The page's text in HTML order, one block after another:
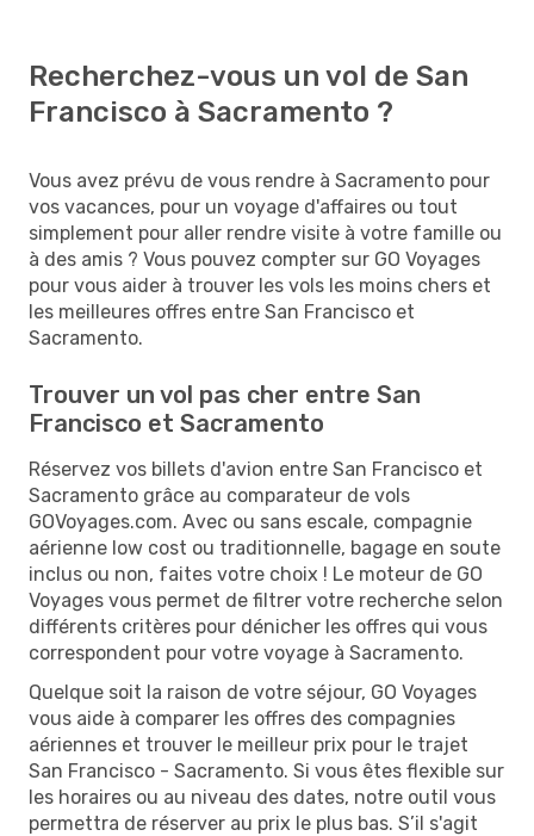
Recherchez-vous un vol de San
Francisco à Sacramento ?
Vous avez prévu de vous rendre à Sacramento pour
vos vacances, pour un voyage d'affaires ou tout
simplement pour aller rendre visite à votre famille ou
à des amis ? Vous pouvez compter sur GO Voyages
pour vous aider à trouver les vols les moins chers et
les meilleures offres entre San Francisco et
Sacramento.
Trouver un vol pas cher entre San
Francisco et Sacramento
Réservez vos billets d'avion entre San Francisco et
Sacramento grâce au comparateur de vols
GOVoyages.com. Avec ou sans escale, compagnie
aérienne low cost ou traditionnelle, bagage en soute
inclus ou non, faites votre choix ! Le moteur de GO
Voyages vous permet de filtrer votre recherche selon
différents critères pour dénicher les offres qui vous
correspondent pour votre voyage à Sacramento.
Quelque soit la raison de votre séjour, GO Voyages
vous aide à comparer les offres des compagnies
aériennes et trouver le meilleur prix pour le trajet
San Francisco - Sacramento. Si vous êtes flexible sur
les horaires ou au niveau des dates, notre outil vous
permettra de réserver au prix le plus bas. S’il s'agit